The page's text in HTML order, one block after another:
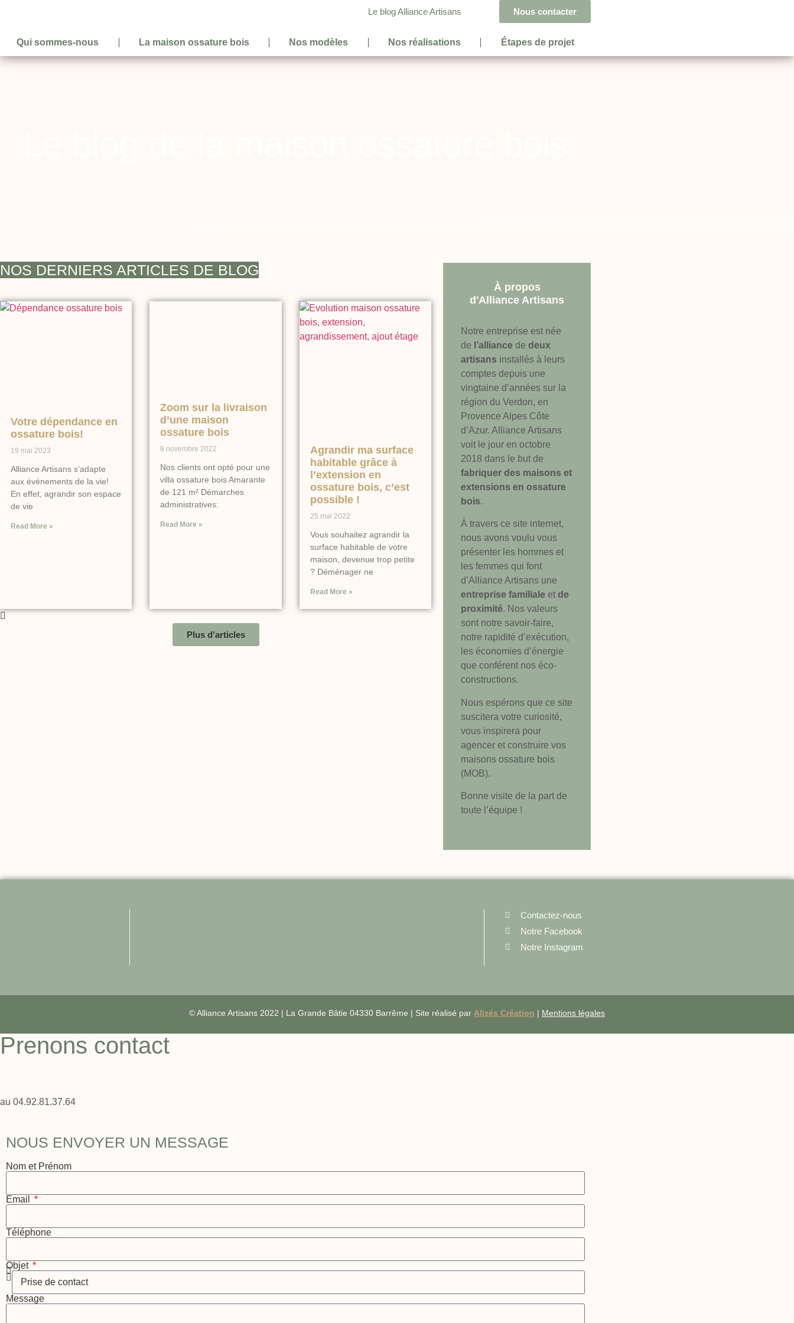
Le blog Alliance Artisans Nous contacter
Qui sommes-nous La maison ossature bois Nos modèles Nos réalisations Étapes de projet
NOS DERNIERS ARTICLES DE BLOG
Votre dépendance en
ossature bois!
19 mai 2023
Alliance Artisans s’adapte
aux événements de la vie!
En effet, agrandir son espace
de vie
Read More »
Zoom sur la livraison
d’une maison
ossature bois
8 novembre 2022
Nos clients ont opté pour une
villa ossature bois Amarante
de 121 m² Démarches
administratives:
Read More »
Agrandir ma surface
habitable grâce à
l’extension en
ossature bois, c’est
possible !
25 mai 2022
Vous souhaitez agrandir la
surface habitable de votre
maison, devenue trop petite
? Déménager ne
Read More »
Plus d'articles
À propos
d'Alliance Artisans
Notre entreprise est née
de l’alliance de deux
artisans installés à leurs
comptes depuis une
vingtaine d’années sur la
région du Verdon, en
Provence Alpes Côte
d’Azur. Alliance Artisans
voit le jour en octobre
2018 dans le but de
fabriquer des maisons et
extensions en ossature
bois.
À travers ce site internet,
nous avons voulu vous
présenter les hommes et
les femmes qui font
d’Alliance Artisans une
entreprise familiale et de
proximité. Nos valeurs
sont notre savoir-faire,
notre rapidité d’exécution,
les économies d’énergie
que conférent nos éco-
constructions.
Nous espérons que ce site
suscitera votre curiosité,
vous inspirera pour
agencer et construire vos
maisons ossature bois
(MOB).
Bonne visite de la part de
toute l’équipe !
Contactez-nous
Notre Facebook
Notre Instagram
© Alliance Artisans 2022 | La Grande Bâtie 04330 Barrême | Site réalisé par Alizés Création | Mentions légales
Prenons contact
au 04.92.81.37.64
NOUS ENVOYER UN MESSAGE
Nom et Prénom
Email
Téléphone
Objet
Message